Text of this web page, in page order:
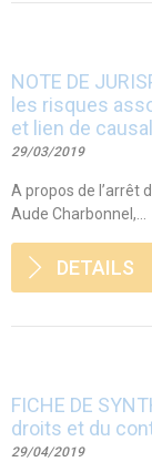
NOTE DE
les risques
et lien de
29/03/2019
A propos de l’arrêt
Aude Charbonnel,...
DETAILS
FICHE DE
droits et du
29/04/2019